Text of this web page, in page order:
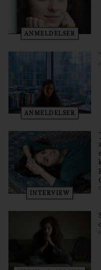
ANMELDELSER
ANMELDELSER
INTERVIEW